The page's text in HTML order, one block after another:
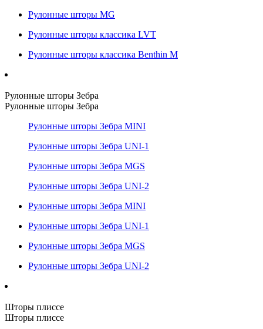
Рулонные шторы MG
Рулонные шторы классика LVT
Рулонные шторы классика Benthin M
Рулонные шторы Зебра
Рулонные шторы Зебра
Рулонные шторы Зебра MINI
Рулонные шторы Зебра UNI-1
Рулонные шторы Зебра MGS
Рулонные шторы Зебра UNI-2
Рулонные шторы Зебра MINI
Рулонные шторы Зебра UNI-1
Рулонные шторы Зебра MGS
Рулонные шторы Зебра UNI-2
Шторы плиссе
Шторы плиссе